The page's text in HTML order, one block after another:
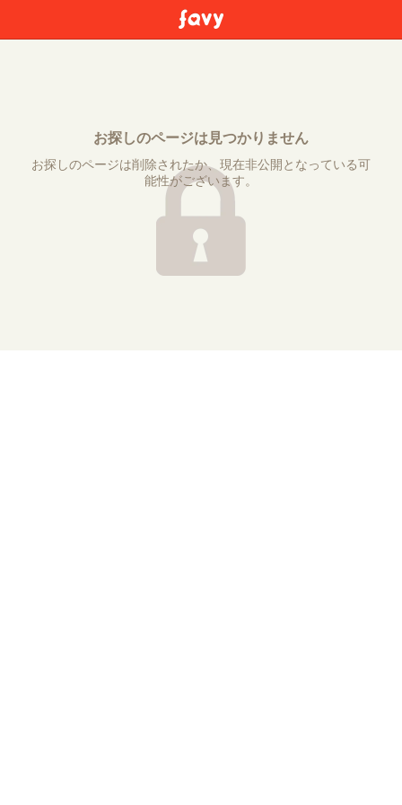
お探しのページは見つかりません
お探しのページは削除されたか、現在非公開となっている可
能性がございます。